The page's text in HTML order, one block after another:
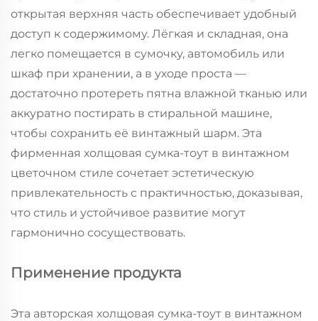
открытая верхняя часть обеспечивает удобный
доступ к содержимому. Лёгкая и складная, она
легко помещается в сумочку, автомобиль или
шкаф при хранении, а в уходе проста —
достаточно протереть пятна влажной тканью или
аккуратно постирать в стиральной машине,
чтобы сохранить её винтажный шарм. Эта
фирменная холщовая сумка-тоут в винтажном
цветочном стиле сочетает эстетическую
привлекательность с практичностью, доказывая,
что стиль и устойчивое развитие могут
гармонично сосуществовать.
Применение продукта
Эта авторская холщовая сумка-тоут в винтажном